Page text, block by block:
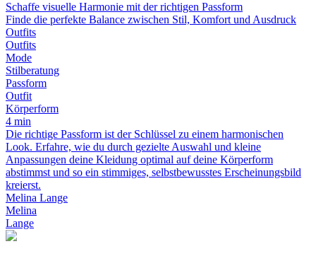
Schaffe visuelle Harmonie mit der richtigen Passform
Finde die perfekte Balance zwischen Stil, Komfort und Ausdruck
Outfits
Outfits
Mode
Stilberatung
Passform
Outfit
Körperform
4 min
Die richtige Passform ist der Schlüssel zu einem harmonischen
Look. Erfahre, wie du durch gezielte Auswahl und kleine
Anpassungen deine Kleidung optimal auf deine Körperform
abstimmst und so ein stimmiges, selbstbewusstes Erscheinungsbild
kreierst.
Melina Lange
Melina
Lange